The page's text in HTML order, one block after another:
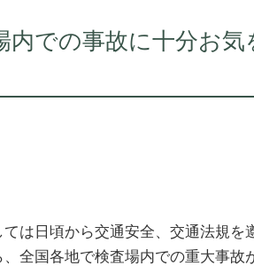
内での事故に十分お気
は日頃から交通安全、交通法規を
全国各地で検査場内での重大事故